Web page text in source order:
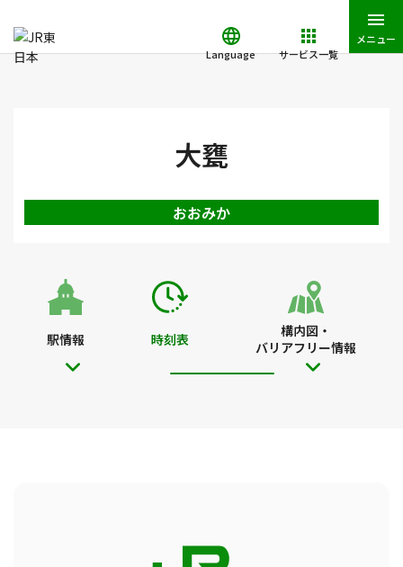
Language サービス一覧
メニュー
大甕
おおみか
駅情報 時刻表
構内図・
バリアフリー情報